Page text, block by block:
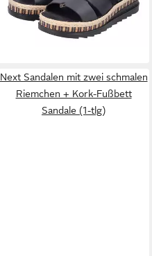
Juteumrahmung
49,95 €
Next Sandalen mit zwei schmalen
Riemchen + Kork-Fußbett
Sandale (1-tlg)